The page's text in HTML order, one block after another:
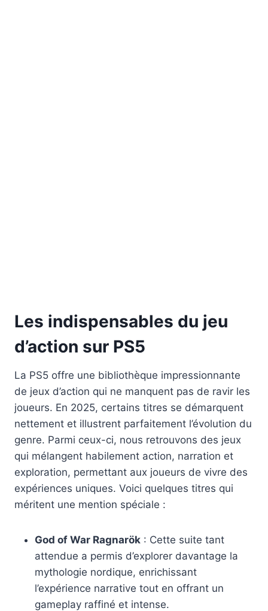
Les indispensables du jeu
d’action sur PS5
La PS5 offre une bibliothèque impressionnante
de jeux d’action qui ne manquent pas de ravir les
joueurs. En 2025, certains titres se démarquent
nettement et illustrent parfaitement l’évolution du
genre. Parmi ceux-ci, nous retrouvons des jeux
qui mélangent habilement action, narration et
exploration, permettant aux joueurs de vivre des
expériences uniques. Voici quelques titres qui
méritent une mention spéciale :
God of War Ragnarök : Cette suite tant
attendue a permis d’explorer davantage la
mythologie nordique, enrichissant
l’expérience narrative tout en offrant un
gameplay raffiné et intense.